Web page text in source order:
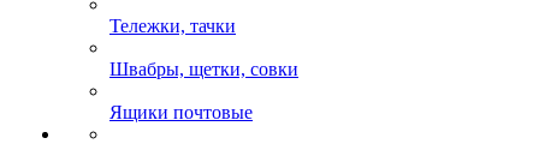
Тележки, тачки
Швабры, щетки, совки
Ящики почтовые